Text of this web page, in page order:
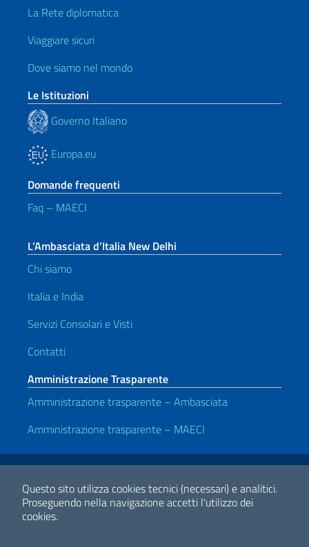
Questo sito utilizza cookies tecnici (necessari) e analitici.
Proseguendo nella navigazione accetti l'utilizzo dei
cookies.
La Rete diplomatica
Viaggiare sicuri
Dove siamo nel mondo
Le Istituzioni
Governo Italiano
Europa.eu
Domande frequenti
Faq – MAECI
L’Ambasciata d’Italia New Delhi
Chi siamo
Italia e India
Servizi Consolari e Visti
Contatti
Amministrazione Trasparente
Amministrazione trasparente – Ambasciata
Amministrazione trasparente – MAECI
Link Utili